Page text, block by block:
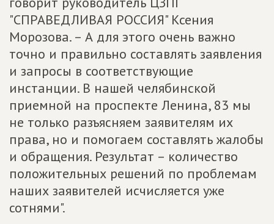
"СПРАВЕДЛИВАЯ РОССИЯ" Ксения
Морозова. – А для этого очень важно
точно и правильно составлять заявления
и запросы в соответствующие
инстанции. В нашей челябинской
приемной на проспекте Ленина, 83 мы
не только разъясняем заявителям их
права, но и помогаем составлять жалобы
и обращения. Результат – количество
положительных решений по проблемам
наших заявителей исчисляется уже
сотнями".